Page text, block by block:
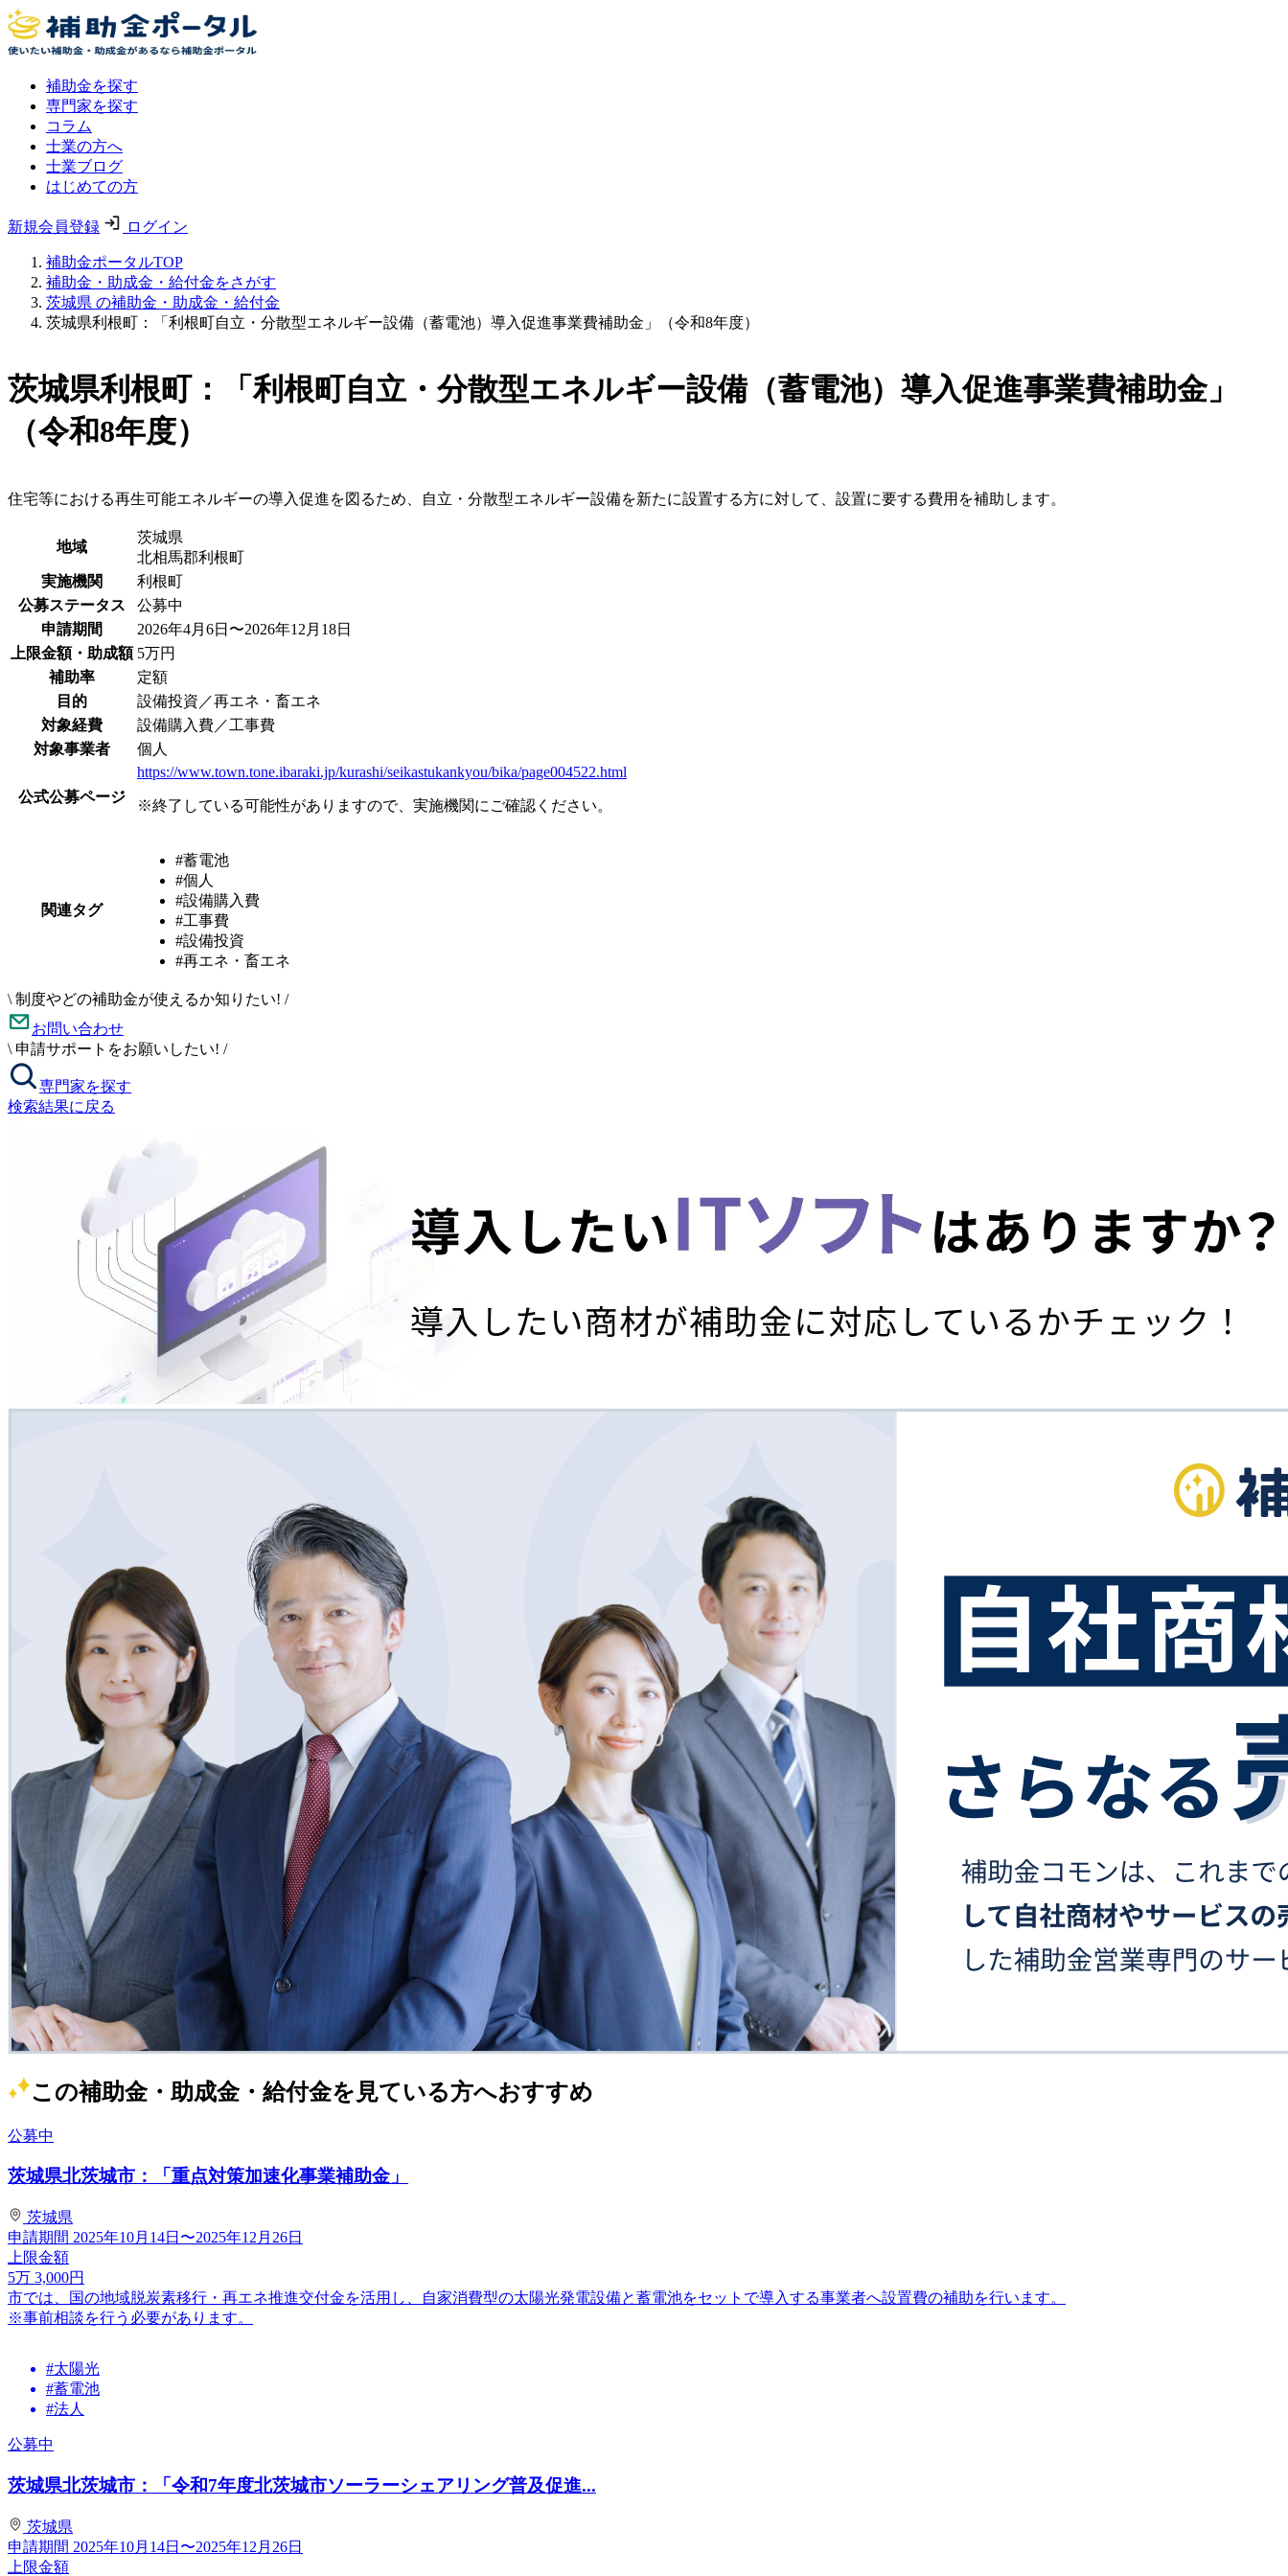
補助金を探す
専門家を探す
コラム
士業の方へ
士業ブログ
はじめての方
新規会員登録 ログイン
補助金ポータルTOP
補助金・助成金・給付金をさがす
茨城県 の補助金・助成金・給付金
茨城県利根町：「利根町自立・分散型エネルギー設備（蓄電池）導入促進事業費補助金」（令和8年度）
茨城県利根町：「利根町自立・分散型エネルギー設備（蓄電池）導入促進事業費補助金」
（令和8年度）
住宅等における再生可能エネルギーの導入促進を図るため、自立・分散型エネルギー設備を新たに設置する方に対して、設置に要する費用を補助します。
地域
茨城県
北相馬郡利根町
実施機関
利根町
公募ステータス
公募中
申請期間
2026年4月6日〜2026年12月18日
上限金額・助成額 5万円
補助率
定額
目的
設備投資／再エネ・畜エネ
対象経費
設備購入費／工事費
対象事業者
個人
公式公募ページ
https://www.town.tone.ibaraki.jp/kurashi/seikastukankyou/bika/page004522.html
※終了している可能性がありますので、実施機関にご確認ください。
関連タグ
#蓄電池
#個人
#設備購入費
#工事費
#設備投資
#再エネ・畜エネ
\ 制度やどの補助金が使えるか知りたい! /
お問い合わせ
\ 申請サポートをお願いしたい! /
専門家を探す
検索結果に戻る
この補助金・助成金・給付金を見ている方へおすすめ
公募中
茨城県北茨城市：「重点対策加速化事業補助金」
茨城県
申請期間 2025年10月14日〜2025年12月26日
上限金額
5万 3,000円
市では、国の地域脱炭素移行・再エネ推進交付金を活用し、自家消費型の太陽光発電設備と蓄電池をセットで導入する事業者へ設置費の補助を行います。
※事前相談を行う必要があります。
#太陽光
#蓄電池
#法人
公募中
茨城県北茨城市：「令和7年度北茨城市ソーラーシェアリング普及促進...
茨城県
申請期間 2025年10月14日〜2025年12月26日
上限金額